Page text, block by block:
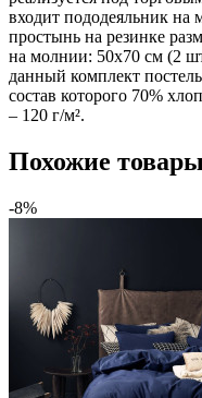
входит пододеяльник на
простынь на резинке
на молнии: 50х70 см (2
данный комплект
состав которого 70%
– 120 г/м².
Похожие товары
-8%